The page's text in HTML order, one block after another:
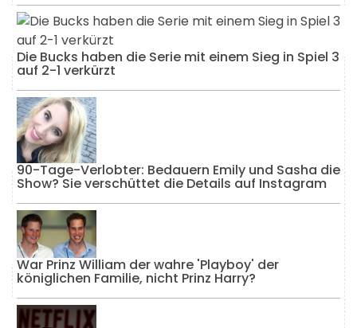
Die Bucks haben die Serie mit einem Sieg in Spiel 3
auf 2-1 verkürzt
90-Tage-Verlobter: Bedauern Emily und Sasha die
Show? Sie verschüttet die Details auf Instagram
War Prinz William der wahre 'Playboy' der
königlichen Familie, nicht Prinz Harry?